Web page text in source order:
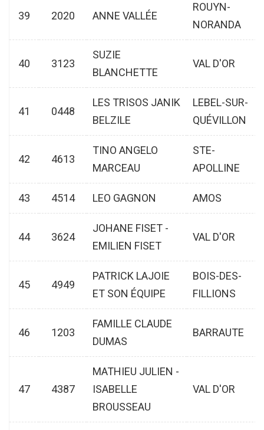
39 2020 ANNE VALLÉE
ROUYN-
NORANDA
40 3123
SUZIE
BLANCHETTE
VAL D'OR
41 0448
LES TRISOS JANIK
BELZILE
LEBEL-SUR-
QUÉVILLON
42 4613
TINO ANGELO
MARCEAU
STE-
APOLLINE
43 4514 LEO GAGNON AMOS
44 3624
JOHANE FISET -
EMILIEN FISET
VAL D'OR
45 4949
PATRICK LAJOIE
ET SON ÉQUIPE
BOIS-DES-
FILLIONS
46 1203
FAMILLE CLAUDE
DUMAS
BARRAUTE
47 4387
MATHIEU JULIEN -
ISABELLE
BROUSSEAU
VAL D'OR